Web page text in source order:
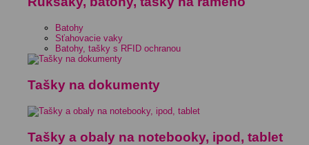
Batohy
Sťahovacie vaky
Batohy, tašky s RFID ochranou
Tašky na dokumenty
Tašky a obaly na notebooky, ipod, tablet